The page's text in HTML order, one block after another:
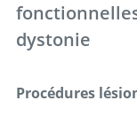
dystonie
Procédures